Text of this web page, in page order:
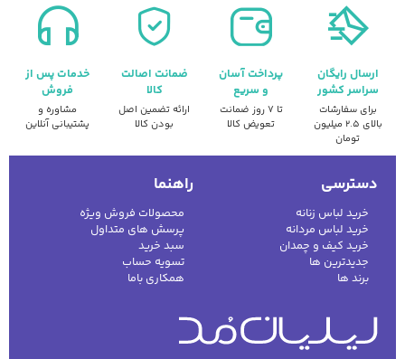
ارسال رایگان
سراسر کشور
برای سفارشات
بالای ۲.۵ میلیون
تومان
پرداخت آسان
و سریع
تا ۷ روز ضمانت
تعویض کالا
ضمانت اصالت
کالا
ارائه تضمین اصل
بودن کالا
خدمات پس از
فروش
مشاوره و
پشتیبانی آنلاین
دسترسی
خرید لباس زنانه
خرید لباس مردانه
خرید کیف و چمدان
جدیدترین ها
برند ها
راهنما
محصولات فروش ویژه
پرسش های متداول
سبد خرید
تسویه حساب
همکاری باما